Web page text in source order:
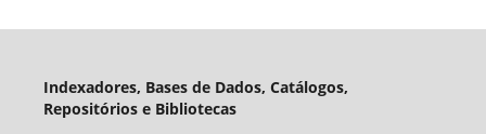
Indexadores, Bases de Dados, Catálogos,
Repositórios e Bibliotecas